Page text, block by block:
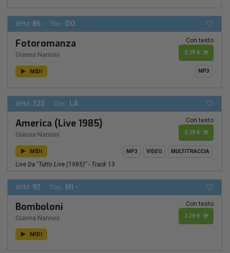
BPM: 86 Ton.: DO
Fotoromanza
Gianna Nannini
Con testo
2,19 €
MIDI MP3
BPM: 123 Ton.: LA
America (Live 1985)
Gianna Nannini
Con testo
2,19 €
MIDI MP3 VIDEO MULTITRACCIA
Live Da "Tutto Live (1985)" - Track 13
BPM: 92 Ton.: MI -
Bomboloni
Gianna Nannini
Con testo
2,19 €
MIDI